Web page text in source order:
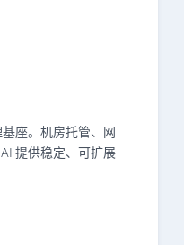
座。机房托管、网
提供稳定、可扩展